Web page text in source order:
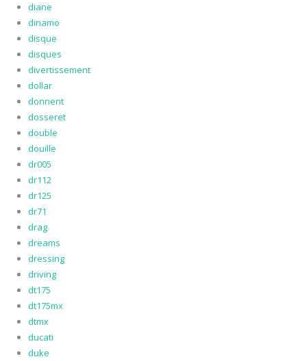
diane
dinamo
disque
disques
divertissement
dollar
donnent
dosseret
double
douille
dr005
dr112
dr125
dr71
drag
dreams
dressing
driving
dt175
dt175mx
dtmx
ducati
duke